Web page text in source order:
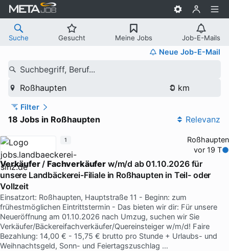
Suche Gesucht Meine Jobs Job-E-Mails
Neue Job-E-Mail
Suchbegriff, Beruf...
Roßhaupten
Filter
18 Jobs in Roßhaupten Relevanz
Roßhaupten
vor 19 T
Verkäufer/Fachverkäufer w/m/d ab 01.10.2026 für
unsere Landbäckerei-Filiale in Roßhaupten in Teil- oder
Vollzeit
Einsatzort: Roßhaupten, Hauptstraße 11 - Beginn: zum
frühestmöglichen Eintrittstermin - Das bieten wir dir: Für unsere
Neueröffnung am 01.10.2026 nach Umzug, suchen wir Sie
Verkäufer/Bäckereifachverkäufer/Quereinsteiger w/m/d! Faire
Bezahlung: 14,00 € - 15,75 € brutto pro Stunde + Urlaubs- und
Weihnachtsgeld, Sonn- und Feiertagszuschlag …
1